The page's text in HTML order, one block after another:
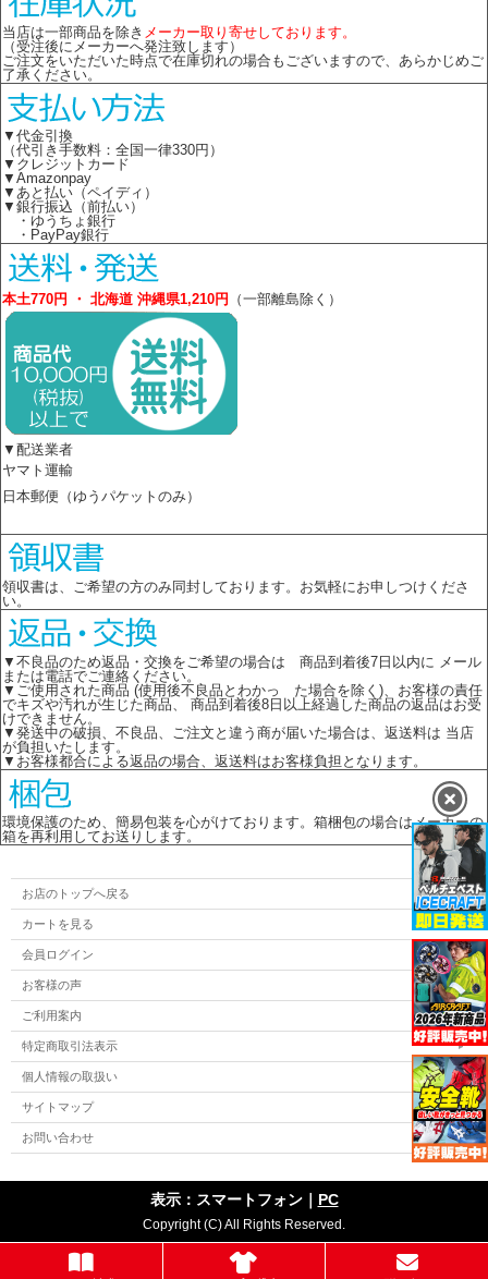
当店は一部商品を除き メーカー取り寄せしております。
（受注後にメーカーへ発注致します）
ご注文をいただいた時点で在庫切れの場合もございますので、あらかじめご
了承ください。
▼代金引換
（代引き手数料：全国一律330円）
▼クレジットカード
▼Amazonpay
▼あと払い（ペイディ）
▼銀行振込（前払い）
・ゆうちょ銀行
・PayPay銀行
本土770円 ・ 北海道 沖縄県1,210円 （一部離島除く）
▼配送業者
ヤマト運輸
日本郵便（ゆうパケットのみ）
領収書は、ご希望の方のみ同封しております。お気軽にお申しつけくださ
い。
▼不良品のため返品・交換をご希望の場合は 商品到着後7日以内に メール
または電話でご連絡ください。
▼ご使用された商品 (使用後不良品とわかっ た場合を除く)、お客様の責任
でキズや汚れが生じた商品、 商品到着後8日以上経過した商品の返品はお受
けできません。
▼発送中の破損、不良品、ご注文と違う商が届いた場合は、返送料は 当店
が負担いたします。
▼お客様都合による返品の場合、返送料はお客様負担となります。
環境保護のため、簡易包装を心がけております。箱梱包の場合はメーカーの
箱を再利用してお送りします。
お店のトップへ戻る
カートを見る
会員ログイン
お客様の声
ご利用案内
特定商取引法表示
個人情報の取扱い
サイトマップ
お問い合わせ
表示：スマートフォン｜ PC
Copyright (C) All Rights Reserved.